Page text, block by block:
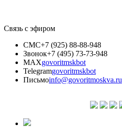
Связь с эфиром
СМС+7 (925) 88-88-948
Звонок+7 (495) 73-73-948
MAXgovoritmskbot
Telegramgovoritmskbot
Письмоinfo@govoritmoskva.ru